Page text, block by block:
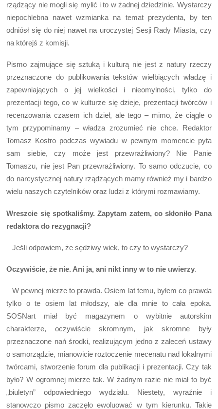
rządzący nie mogli się mylić i to w żadnej dziedzinie. Wystarczy
niepochlebna nawet wzmianka na temat prezydenta, by ten
odniósł się do niej nawet na uroczystej Sesji Rady Miasta, czy
na którejś z komisji.
Pismo zajmujące się sztuką i kulturą nie jest z natury rzeczy
przeznaczone do publikowania tekstów wielbiących władzę i
zapewniających o jej wielkości i nieomylności, tylko do
prezentacji tego, co w kulturze się dzieje, prezentacji twórców i
recenzowania czasem ich dzieł, ale tego – mimo, że ciągle o
tym przypominamy – władza zrozumieć nie chce. Redaktor
Tomasz Kostro podczas wywiadu w pewnym momencie pyta
sam siebie, czy może jest przewrażliwiony? Nie Panie
Tomaszu, nie jest Pan przewrażliwiony. To samo odczucie, co
do narcystycznej natury rządzących mamy również my i bardzo
wielu naszych czytelników oraz ludzi z którymi rozmawiamy.
Wreszcie się spotkaliśmy. Zapytam zatem, co skłoniło Pana
redaktora do rezygnacji?
– Jeśli odpowiem, że sędziwy wiek, to czy to wystarczy?
Oczywiście, że nie. Ani ja, ani nikt inny w to nie uwierzy.
– W pewnej mierze to prawda. Osiem lat temu, byłem co prawda
tylko o te osiem lat młodszy, ale dla mnie to cała epoka.
SOSNart miał być magazynem o wybitnie autorskim
charakterze, oczywiście skromnym, jak skromne były
przeznaczone nań środki, realizującym jedno z zaleceń ustawy
o samorządzie, mianowicie roztoczenie mecenatu nad lokalnymi
twórcami, stworzenie forum dla publikacji i prezentacji. Czy tak
było? W ogromnej mierze tak. W żadnym razie nie miał to być
„biuletyn” odpowiedniego wydziału. Niestety, wyraźnie i
stanowczo pismo zaczęło ewoluować w tym kierunku. Takie